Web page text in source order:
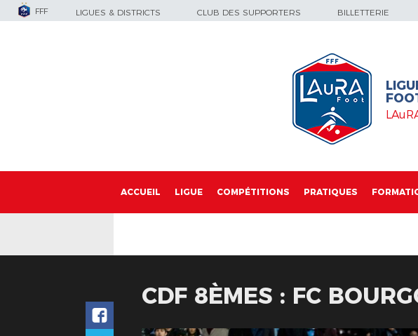
FFF LIGUES & DISTRICTS CLUB DES SUPPORTERS BILLETTERIE
ACCUEIL LIGUE COMPÉTITIONS PRATIQUES
CDF 8ÈMES : FC